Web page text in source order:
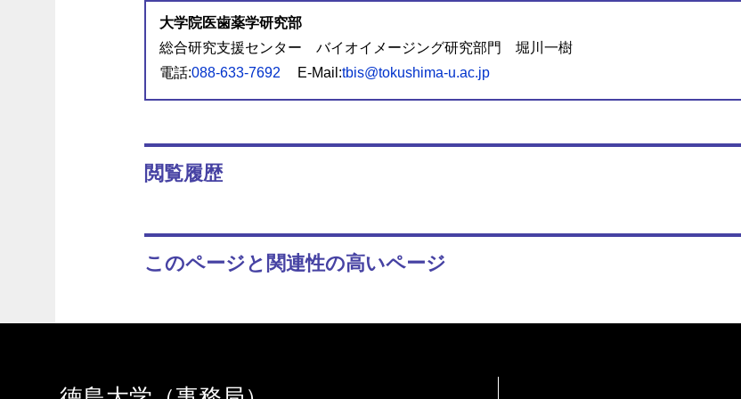
大学院医歯薬学研究部
総合研究支援センター バイオイメージング研究部門 堀川一樹
電話:088-633-7692 E-Mail:tbis@tokushima-u.ac.jp
閲覧履歴
このページと関連性の高いページ